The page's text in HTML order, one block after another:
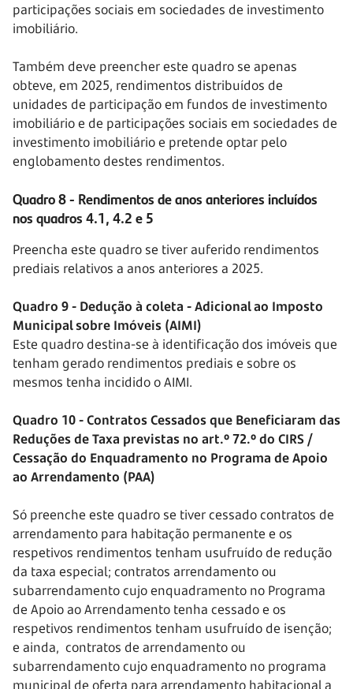
participações sociais em sociedades de investimento
imobiliário.
Também deve preencher este quadro se apenas
obteve, em 2025, rendimentos distribuídos de
unidades de participação em fundos de investimento
imobiliário e de participações sociais em sociedades de
investimento imobiliário e pretende optar pelo
englobamento destes rendimentos.
Quadro 8 - Rendimentos de anos anteriores incluídos
nos quadros 4.1, 4.2 e 5
Preencha este quadro se tiver auferido rendimentos
prediais relativos a anos anteriores a 2025.
Quadro 9 - Dedução à coleta - Adicional ao Imposto
Municipal sobre Imóveis (AIMI)
Este quadro destina-se à identificação dos imóveis que
tenham gerado rendimentos prediais e sobre os
mesmos tenha incidido o AIMI.
Quadro 10 - Contratos Cessados que Beneficiaram das
Reduções de Taxa previstas no art.º 72.º do CIRS /
Cessação do Enquadramento no Programa de Apoio
ao Arrendamento (PAA)
Só preenche este quadro se tiver cessado contratos de
arrendamento para habitação permanente e os
respetivos rendimentos tenham usufruído de redução
da taxa especial; contratos arrendamento ou
subarrendamento cujo enquadramento no Programa
de Apoio ao Arrendamento tenha cessado e os
respetivos rendimentos tenham usufruído de isenção;
e ainda, contratos de arrendamento ou
subarrendamento cujo enquadramento no programa
municipal de oferta para arrendamento habitacional a